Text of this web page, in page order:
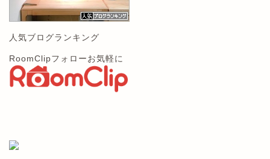
人気ブログランキング
RoomClipフォローお気軽に